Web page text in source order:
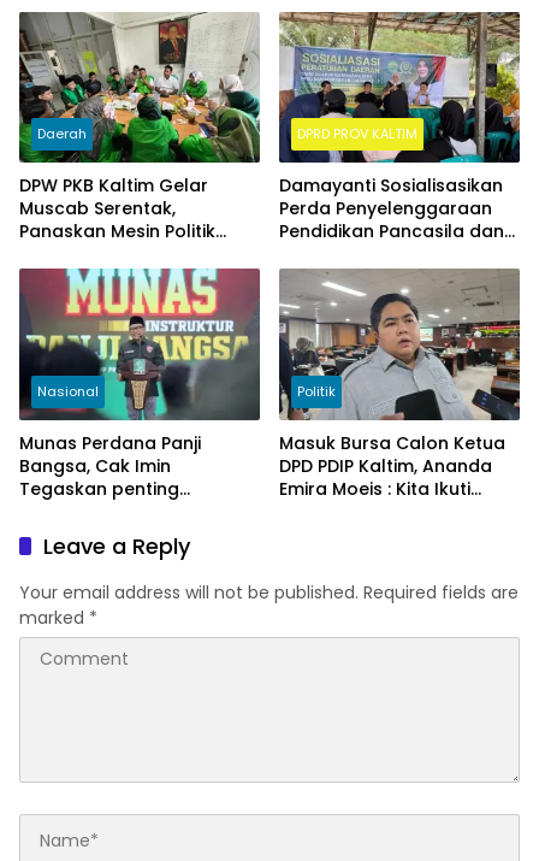
Daerah
DPW PKB Kaltim Gelar
Muscab Serentak,
Panaskan Mesin Politik
DPRD PROV KALTIM
Damayanti Sosialisasikan
Perda Penyelenggaraan
Pendidikan Pancasila dan
Nasional
Munas Perdana Panji
Bangsa, Cak Imin
Tegaskan penting
Bangsa sebagai badan
otonom PKB
Politik
Masuk Bursa Calon Ketua
DPD PDIP Kaltim, Ananda
Emira Moeis : Kita Ikuti
Leave a Reply
Your email address will not be published. Required fields are
marked *